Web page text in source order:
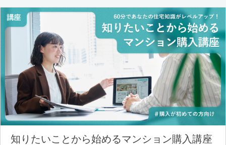
知りたいことから始めるマンション購入講座